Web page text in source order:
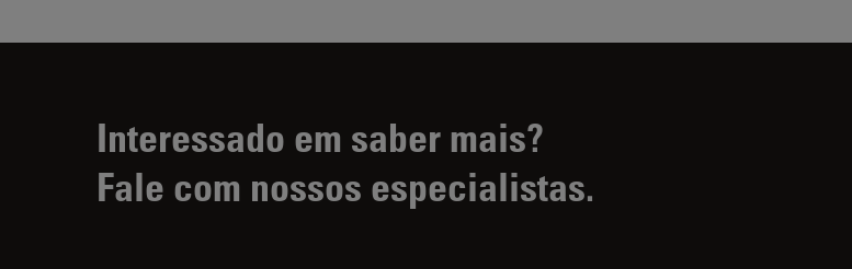
Interessado em saber mais?
Fale com nossos especialistas.